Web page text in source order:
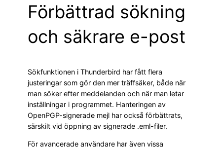
Förbättrad sökning
och säkrare e-post
Sökfunktionen i Thunderbird har fått flera
justeringar som gör den mer träffsäker, både när
man söker efter meddelanden och när man letar
inställningar i programmet. Hanteringen av
OpenPGP-signerade mejl har också förbättrats,
särskilt vid öppning av signerade .eml-filer.
För avancerade användare har även vissa